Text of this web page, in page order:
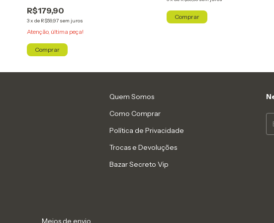
R$179,90
3x de R$59,97 sem juros
Atenção, última peça!
Comprar
Comprar
Quem Somos
Como Comprar
Política de Privacidade
Trocas e Devoluções
Bazar Secreto Vip
Meios de envio